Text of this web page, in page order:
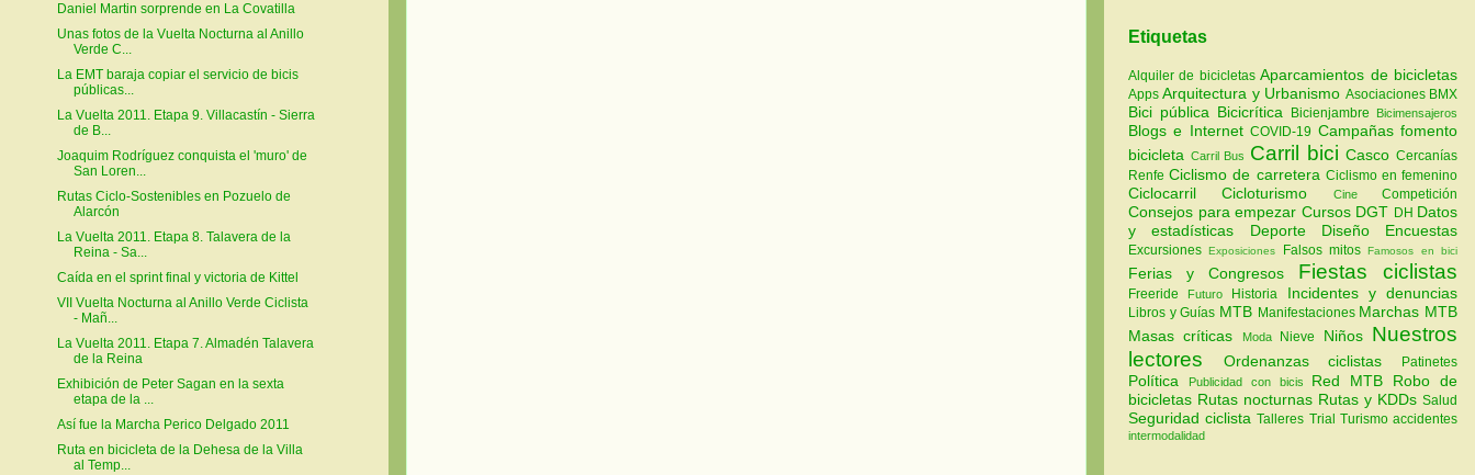
Daniel Martin sorprende en La Covatilla
Unas fotos de la Vuelta Nocturna al Anillo
Verde C...
La EMT baraja copiar el servicio de bicis
públicas...
La Vuelta 2011. Etapa 9. Villacastín - Sierra
de B...
Joaquim Rodríguez conquista el 'muro' de
San Loren...
Rutas Ciclo-Sostenibles en Pozuelo de
Alarcón
La Vuelta 2011. Etapa 8. Talavera de la
Reina - Sa...
Caída en el sprint final y victoria de Kittel
VII Vuelta Nocturna al Anillo Verde Ciclista
- Mañ...
La Vuelta 2011. Etapa 7. Almadén Talavera
de la Reina
Exhibición de Peter Sagan en la sexta
etapa de la ...
Así fue la Marcha Perico Delgado 2011
Ruta en bicicleta de la Dehesa de la Villa
al Temp...
Etiquetas
Alquiler de bicicletasAparcamientos de bicicletas
AppsArquitectura y Urbanismo Asociaciones BMX
Bici pública Bicicrítica Bicienjambre Bicimensajeros
Blogs e InternetCOVID-19 Campañas fomento
bicicleta Carril Bus Carril biciCascoCercanías
RenfeCiclismo de carretera Ciclismo en femenino
CiclocarrilCicloturismo CineCompetición
Consejos para empezar Cursos DGT DH Datos
y estadísticas Deporte Diseño Encuestas
ExcursionesExposiciones Falsos mitosFamosos en bici
Ferias y Congresos Fiestas ciclistas
Freeride Futuro Historia Incidentes y denuncias
Libros y Guías MTB Manifestaciones Marchas MTB
Masas críticas
Moda Nieve Niños Nuestros
lectores
Ordenanzas ciclistas Patinetes
Política Publicidad con bicis Red MTB Robo de
bicicletas Rutas nocturnas Rutas y KDDs Salud
Seguridad ciclistaTalleres Trial Turismoaccidentes
intermodalidad